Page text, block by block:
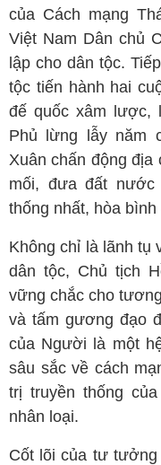
của Cách mạng
Việt Nam Dân chủ
lập cho dân tộc.
tộc tiến hành hai
đế quốc xâm lược,
Phủ lừng lẫy năm
Xuân chấn động địa
mối, đưa đất
thống nhất, hòa
Không chỉ là lãnh tụ
dân tộc, Chủ tịch
vững chắc cho
và tấm gương đạo
của Người là một
sâu sắc về cách
trị truyền thống
nhân loại.
Cốt lõi của tư